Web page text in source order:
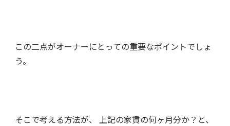
この二点がオーナーにとっての重要なポイントでしょ
う。
そこで考える方法が、 上記の家賃の何ヶ月分か？と、